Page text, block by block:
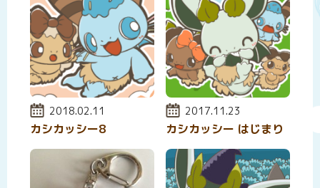
投稿日:
2018.02.11
カシカッシー8
投稿日:
2017.11.23
カシカッシー はじまり